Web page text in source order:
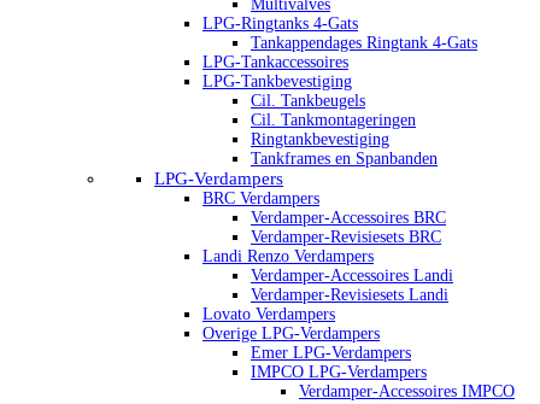
Multivalves
LPG-Ringtanks 4-Gats
Tankappendages Ringtank 4-Gats
LPG-Tankaccessoires
LPG-Tankbevestiging
Cil. Tankbeugels
Cil. Tankmontageringen
Ringtankbevestiging
Tankframes en Spanbanden
LPG-Verdampers
BRC Verdampers
Verdamper-Accessoires BRC
Verdamper-Revisiesets BRC
Landi Renzo Verdampers
Verdamper-Accessoires Landi
Verdamper-Revisiesets Landi
Lovato Verdampers
Overige LPG-Verdampers
Emer LPG-Verdampers
IMPCO LPG-Verdampers
Verdamper-Accessoires IMPCO